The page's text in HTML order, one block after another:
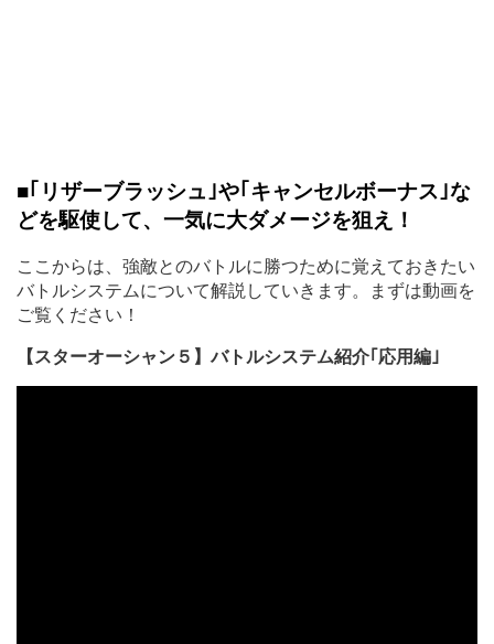
■｢リザーブラッシュ｣や｢キャンセルボーナス｣な
どを駆使して、一気に大ダメージを狙え！
ここからは、強敵とのバトルに勝つために覚えておきたい
バトルシステムについて解説していきます。まずは動画を
ご覧ください！
【スターオーシャン５】バトルシステム紹介｢応用編｣